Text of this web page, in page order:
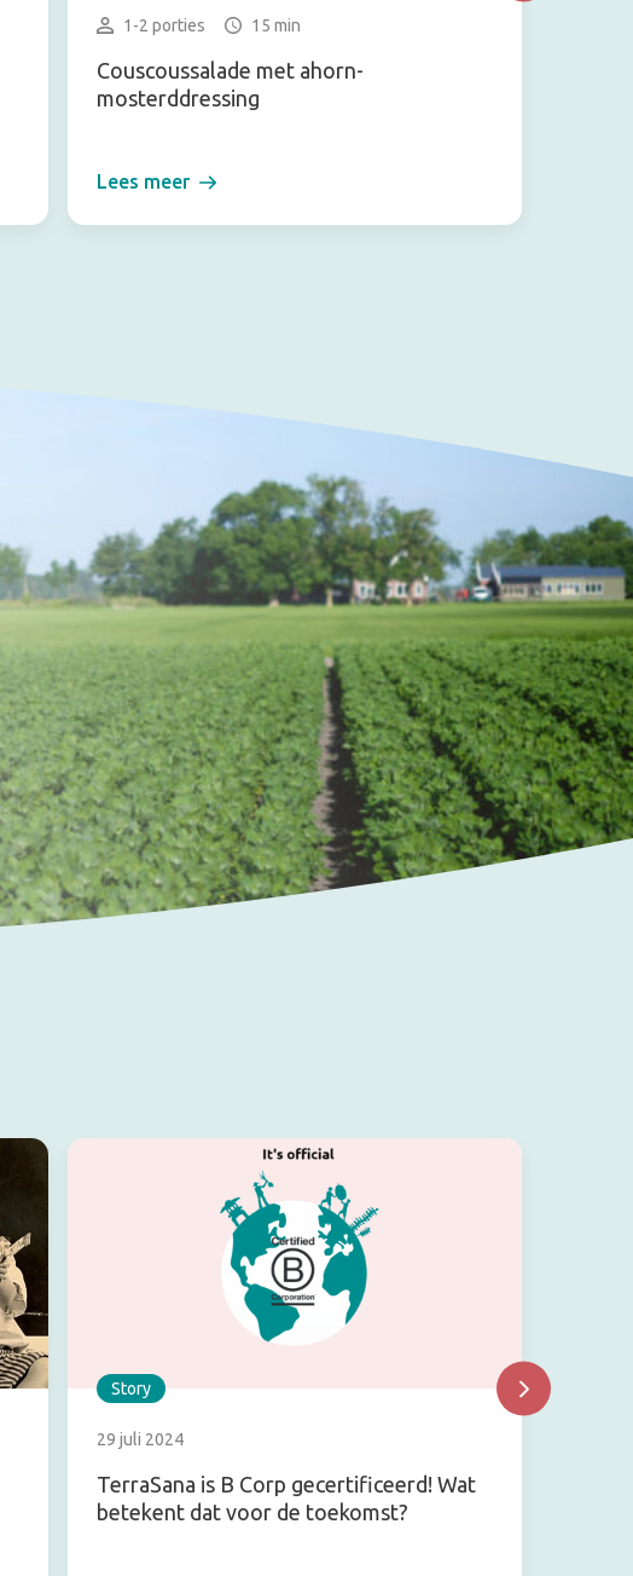
1-2 porties 15 min
Couscoussalade met ahorn-
mosterddressing
Lees meer
Story
29 juli 2024
TerraSana is B Corp gecertificeerd! Wat
betekent dat voor de toekomst?